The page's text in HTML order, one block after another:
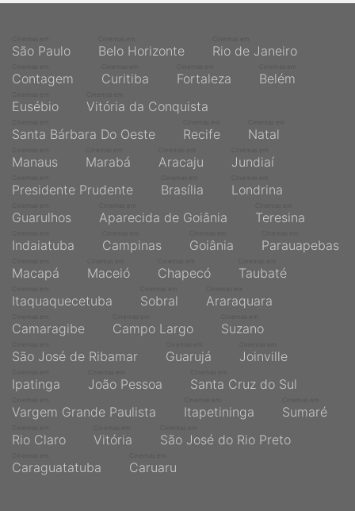
São Paulo Belo Horizonte Rio de Janeiro
Contagem Curitiba Fortaleza Belém
Eusébio Vitória da Conquista
Santa Bárbara Do Oeste Recife Natal
Manaus Marabá Aracaju Jundiaí
Presidente Prudente Brasília Londrina
Guarulhos Aparecida de Goiânia Teresina
Indaiatuba Campinas Goiânia Parauapebas
Macapá Maceió Chapecó Taubaté
Itaquaquecetuba Sobral Araraquara
Camaragibe Campo Largo Suzano
São José de Ribamar Guarujá Joinville
Ipatinga João Pessoa Santa Cruz do Sul
Vargem Grande Paulista Itapetininga Sumaré
Rio Claro Vitória São José do Rio Preto
Caraguatatuba Caruaru